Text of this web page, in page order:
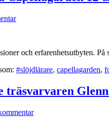
och erfarenhetsutbyten.
#slöjdlärare, capellagarden,
träsvarvaren